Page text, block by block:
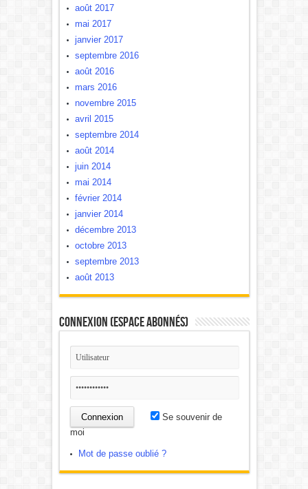
août 2017
mai 2017
janvier 2017
septembre 2016
août 2016
mars 2016
novembre 2015
avril 2015
septembre 2014
août 2014
juin 2014
mai 2014
février 2014
janvier 2014
décembre 2013
octobre 2013
septembre 2013
août 2013
Connexion (Espace Abonnés)
Se souvenir de
moi
Mot de passe oublié ?